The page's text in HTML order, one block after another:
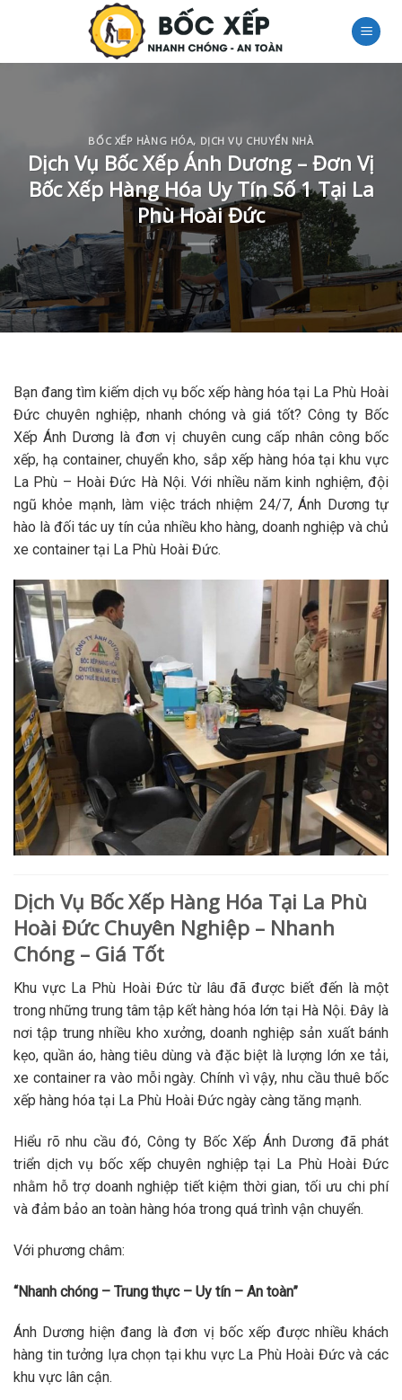
BỐC XẾP HÀNG HÓA, DỊCH VỤ CHUYỂN NHÀ
Dịch Vụ Bốc Xếp Ánh Dương – Đơn Vị
Bốc Xếp Hàng Hóa Uy Tín Số 1 Tại La
Phù Hoài Đức
Bạn đang tìm kiếm dịch vụ bốc xếp hàng hóa tại La Phù Hoài
Đức chuyên nghiệp, nhanh chóng và giá tốt? Công ty Bốc
Xếp Ánh Dương là đơn vị chuyên cung cấp nhân công bốc
xếp, hạ container, chuyển kho, sắp xếp hàng hóa tại khu vực
La Phù – Hoài Đức Hà Nội. Với nhiều năm kinh nghiệm, đội
ngũ khỏe mạnh, làm việc trách nhiệm 24/7, Ánh Dương tự
hào là đối tác uy tín của nhiều kho hàng, doanh nghiệp và chủ
xe container tại La Phù Hoài Đức.
Dịch Vụ Bốc Xếp Hàng Hóa Tại La Phù
Hoài Đức Chuyên Nghiệp – Nhanh
Chóng – Giá Tốt
Khu vực La Phù Hoài Đức từ lâu đã được biết đến là một
trong những trung tâm tập kết hàng hóa lớn tại Hà Nội. Đây là
nơi tập trung nhiều kho xưởng, doanh nghiệp sản xuất bánh
kẹo, quần áo, hàng tiêu dùng và đặc biệt là lượng lớn xe tải,
xe container ra vào mỗi ngày. Chính vì vậy, nhu cầu thuê bốc
xếp hàng hóa tại La Phù Hoài Đức ngày càng tăng mạnh.
Hiểu rõ nhu cầu đó, Công ty Bốc Xếp Ánh Dương đã phát
triển dịch vụ bốc xếp chuyên nghiệp tại La Phù Hoài Đức
nhằm hỗ trợ doanh nghiệp tiết kiệm thời gian, tối ưu chi phí
và đảm bảo an toàn hàng hóa trong quá trình vận chuyển.
Với phương châm:
“Nhanh chóng – Trung thực – Uy tín – An toàn”
Ánh Dương hiện đang là đơn vị bốc xếp được nhiều khách
hàng tin tưởng lựa chọn tại khu vực La Phù Hoài Đức và các
khu vực lân cận.